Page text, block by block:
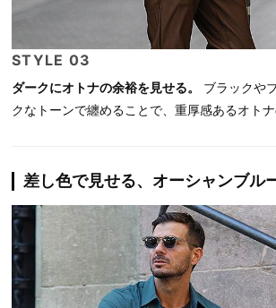
STYLE 03
ダークにオトナの余裕を見せる。
ブラックや
クなトーンで纏めることで、重厚感あるオトナ
差し色で見せる、オーシャンブル